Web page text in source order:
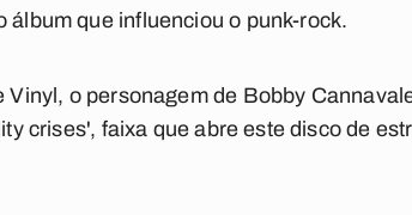
álbum que influenciou o punk-rock.
Vinyl, o personagem de Bobby
crises', faixa que abre este disco de